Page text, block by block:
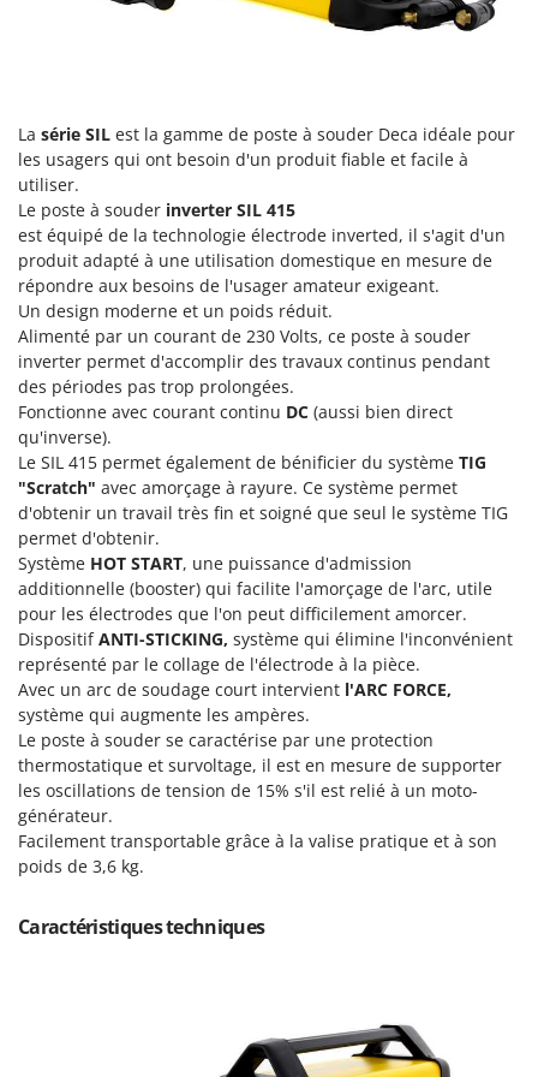
Groupes électrogènes
Hachoirs à viande
Herses à Dents
Herses Rotatives
L
Lames à neige
Lames niveleuses pour tracteur
Lave-vitres
Lieuses électriques pour vignes
M
Machines à pâtes
Machines pour la transformation des fruits
Machines sous vide
Motobineuses
Motoculteurs
Motofaucheuses
Motopompes pour irrigation
Moulins à céréales électriques
Moulins à farine
N
Nettoyeurs et Balais à vapeur
Nettoyeurs tapis, moquettes et tapisseries
Pelles rétros pour tracteur
Effeuno
Einhell
Elegen
Energy Gruppi
Enotecnica Pillan
Eschenfelder
EuroMech
Eurosystems
F
FAC
Fama Industrie
Famag
Famur
FARMER
FBC
Ferrari Group
Ferroni
Ferrua
FIAC
FIEM
Fimar
Fiorentini
La série SIL est la gamme de poste à souder Deca idéale pour
les usagers qui ont besoin d'un produit fiable et facile à
utiliser.
Le poste à souder inverter SIL 415
est équipé de la technologie électrode inverted, il s'agit d'un
produit adapté à une utilisation domestique en mesure de
répondre aux besoins de l'usager amateur exigeant.
Un design moderne et un poids réduit.
Alimenté par un courant de 230 Volts, ce poste à souder
inverter permet d'accomplir des travaux continus pendant
des périodes pas trop prolongées.
Fonctionne avec courant continu DC (aussi bien direct
qu'inverse).
Le SIL 415 permet également de bénificier du système TIG
"Scratch" avec amorçage à rayure. Ce système permet
d'obtenir un travail très fin et soigné que seul le système TIG
permet d'obtenir.
Système HOT START, une puissance d'admission
additionnelle (booster) qui facilite l'amorçage de l'arc, utile
pour les électrodes que l'on peut difficilement amorcer.
DispositifANTI-STICKING, système qui élimine l'inconvénient
représenté par le collage de l'électrode à la pièce.
Avec un arc de soudage court intervient l'ARC FORCE,
système qui augmente les ampères.
Le poste à souder se caractérise par une protection
thermostatique et survoltage, il est en mesure de supporter
les oscillations de tension de 15% s'il est relié à un moto-
générateur.
Facilement transportable grâce à la valise pratique et à son
poids de 3,6 kg.
Caractéristiques techniques